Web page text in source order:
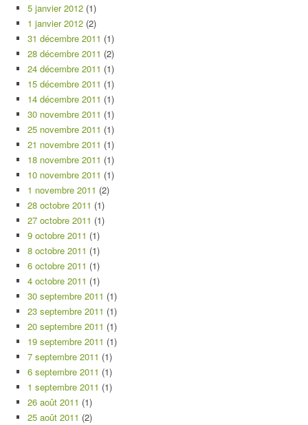
5 janvier 2012 (1)
1 janvier 2012 (2)
31 décembre 2011 (1)
28 décembre 2011 (2)
24 décembre 2011 (1)
15 décembre 2011 (1)
14 décembre 2011 (1)
30 novembre 2011 (1)
25 novembre 2011 (1)
21 novembre 2011 (1)
18 novembre 2011 (1)
10 novembre 2011 (1)
1 novembre 2011 (2)
28 octobre 2011 (1)
27 octobre 2011 (1)
9 octobre 2011 (1)
8 octobre 2011 (1)
6 octobre 2011 (1)
4 octobre 2011 (1)
30 septembre 2011 (1)
23 septembre 2011 (1)
20 septembre 2011 (1)
19 septembre 2011 (1)
7 septembre 2011 (1)
6 septembre 2011 (1)
1 septembre 2011 (1)
26 août 2011 (1)
25 août 2011 (2)